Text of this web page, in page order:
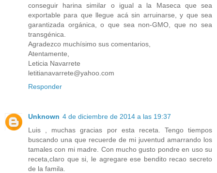
conseguir harina similar o igual a la Maseca que sea
exportable para que llegue acá sin arruinarse, y que sea
garantizada orgánica, o que sea non-GMO, que no sea
transgénica.
Agradezco muchísimo sus comentarios,
Atentamente,
Leticia Navarrete
letitianavarrete@yahoo.com
Responder
Unknown 4 de diciembre de 2014 a las 19:37
Luis , muchas gracias por esta receta. Tengo tiempos
buscando una que recuerde de mi juventud amarrando los
tamales con mi madre. Con mucho gusto pondre en uso su
receta,claro que si, le agregare ese bendito recao secreto
de la famila.